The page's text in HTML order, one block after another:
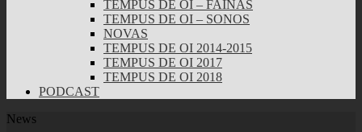
TEMPUS DE OI – FAINAS
TEMPUS DE OI – SONOS
NOVAS
TEMPUS DE OI 2014-2015
TEMPUS DE OI 2017
TEMPUS DE OI 2018
PODCAST
News